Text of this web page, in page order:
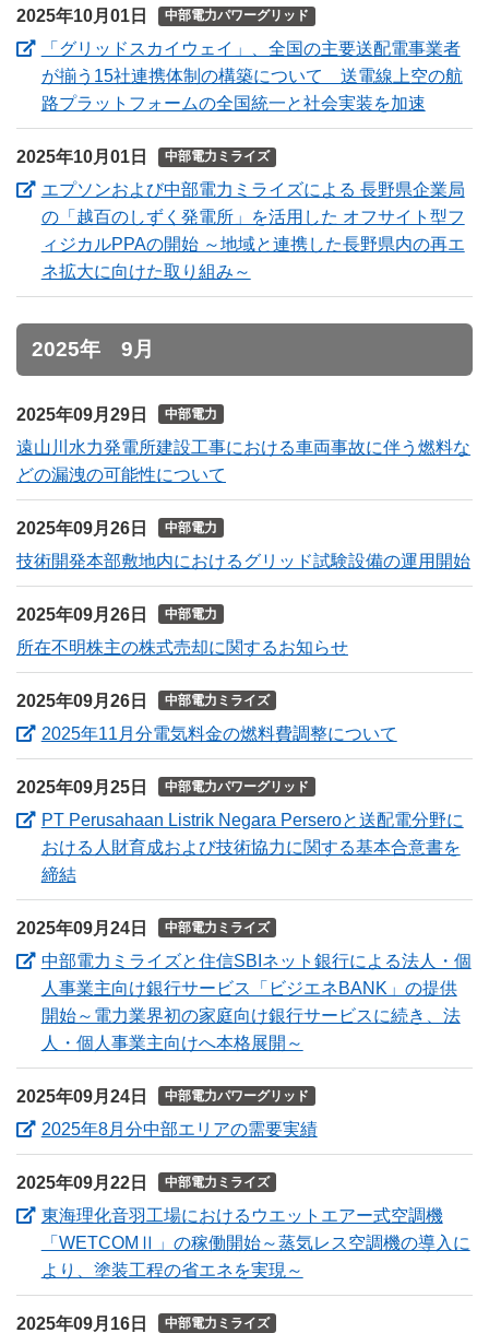
2025年10月01日 中部電力パワーグリッド
「グリッドスカイウェイ」、全国の主要送配電事業者
が揃う15社連携体制の構築について 送電線上空の航
路プラットフォームの全国統一と社会実装を加速（新し
2025年10月01日 中部電力ミライズ
エプソンおよび中部電力ミライズによる 長野県企業局
の「越百のしずく発電所」を活用した オフサイト型フ
ィジカルPPAの開始 ～地域と連携した長野県内の再エ
ネ拡大に向けた取り組み～
2025年 9月
2025年09月29日 中部電力
遠山川水力発電所建設工事における車両事故に伴う燃料な
どの漏洩の可能性について
2025年09月26日 中部電力
技術開発本部敷地内におけるグリッド試験設備の運用開始
2025年09月26日 中部電力
所在不明株主の株式売却に関するお知らせ
2025年09月26日 中部電力ミライズ
2025年11月分電気料金の燃料費調整について
2025年09月25日 中部電力パワーグリッド
PT Perusahaan Listrik Negara Perseroと送配電分野に
おける人財育成および技術協力に関する基本合意書を
締結（新しいウィンドウを開きます）
2025年09月24日 中部電力ミライズ
中部電力ミライズと住信SBIネット銀行による法人・個
人事業主向け銀行サービス「ビジエネBANK」の提供
開始～電力業界初の家庭向け銀行サービスに続き、法
人・個人事業主向けへ本格展開～
2025年09月24日 中部電力パワーグリッド
2025年8月分中部エリアの需要実績（新しいウィンドウ
2025年09月22日 中部電力ミライズ
東海理化音羽工場におけるウエットエアー式空調機
「WETCOMⅡ」の稼働開始～蒸気レス空調機の導入に
より、塗装工程の省エネを実現～
2025年09月16日 中部電力ミライズ